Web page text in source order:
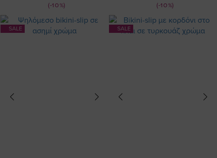
(-10%) (-10%)
Τιμή
SALE SALE